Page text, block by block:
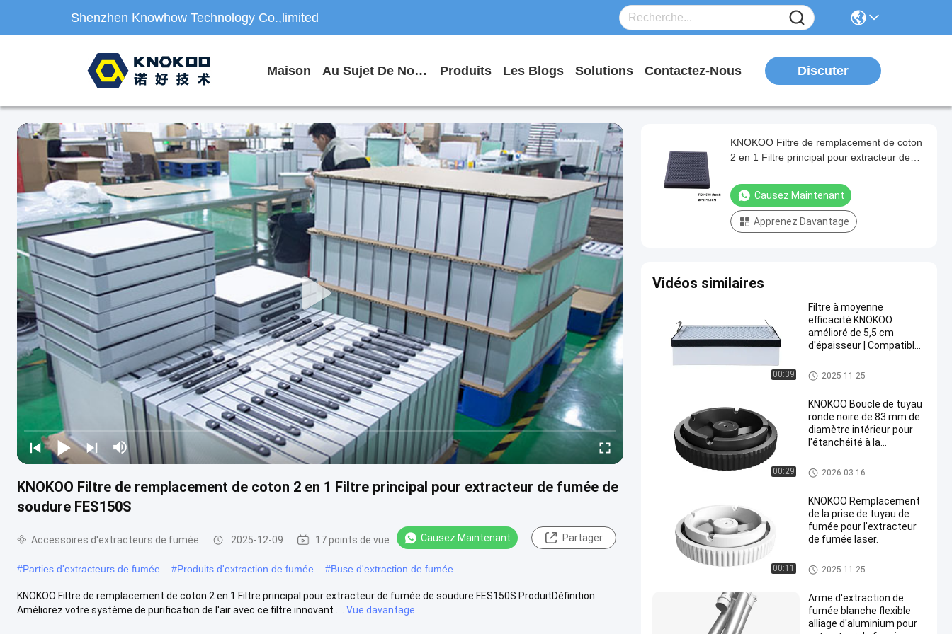
Shenzhen Knowhow Technology Co.,limited
Maison Au Sujet De Nous Produits Les Blogs Solutions Contactez-Nous Discuter
KNOKOO Filtre de remplacement de coton 2 en 1 Filtre principal pour extracteur de fumée de
soudure FES150S
Accessoires d'extracteurs de fumée 2025-12-09 17 points de vue Causez Maintenant Partager
#Parties d'extracteurs de fumée #Produits d'extraction de fumée #Buse d'extraction de fumée
KNOKOO Filtre de remplacement de coton 2 en 1 Filtre principal pour extracteur de fumée de soudure FES150S ProduitDéfinition:
Améliorez votre système de purification de l'air avec ce filtre innovant ....
Vue davantage
KNOKOO Filtre de remplacement de coton
2 en 1 Filtre principal pour extracteur de
Causez Maintenant
Apprenez Davantage
Vidéos similaires
00:39
Filtre à moyenne
efficacité KNOKOO
amélioré de 5,5 cm
d'épaisseur | Compatible
fumées de soudure
FES150
Accessoires d'extracteurs de f
umée
2025-11-25
00:29
KNOKOO Boucle de tuyau
ronde noire de 83 mm de
diamètre intérieur pour
l'étanchéité à la
dans les systèmes
d'extraction de fumée -
Accessoires d'extracteurs de f
umée
2026-03-16
00:11
KNOKOO Remplacement
de la prise de tuyau de
fumée pour l'extracteur
de fumée laser.
Accessoires d'extracteurs de f
umée
2025-11-25
Arme d'extraction de
fumée blanche flexible
alliage d'aluminium pour